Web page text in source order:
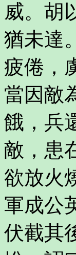
威。胡
猶未達
疲倦，
當因敵
餓，兵
敵，患
欲放火
軍成公
伏截其